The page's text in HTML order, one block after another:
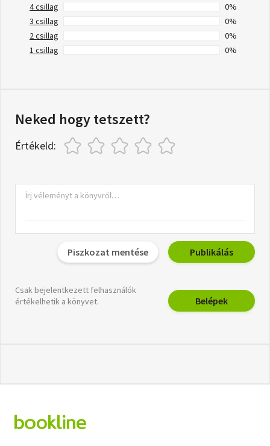
4 csillag
0%
3 csillag
0%
2 csillag
0%
1 csillag
0%
Neked hogy tetszett?
Értékeld:
Piszkozat mentése Publikálás
Csak bejelentkezett felhasználók
értékelhetik a könyvet.
Belépek